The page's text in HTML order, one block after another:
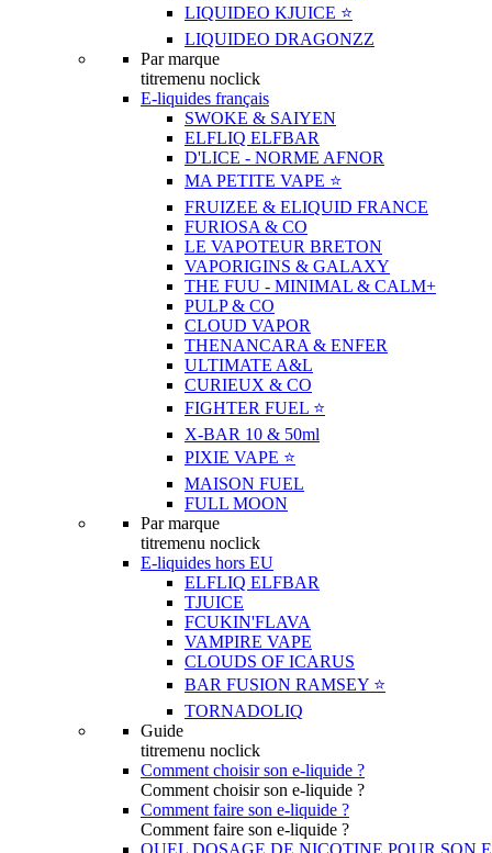
LIQUIDEO KJUICE ⭐️
LIQUIDEO DRAGONZZ
Par marque
titremenu noclick
E-liquides français
SWOKE & SAIYEN
ELFLIQ ELFBAR
D'LICE - NORME AFNOR
MA PETITE VAPE ⭐️
FRUIZEE & ELIQUID FRANCE
FURIOSA & CO
LE VAPOTEUR BRETON
VAPORIGINS & GALAXY
THE FUU - MINIMAL & CALM+
PULP & CO
CLOUD VAPOR
THENANCARA & ENFER
ULTIMATE A&L
CURIEUX & CO
FIGHTER FUEL ⭐️
X-BAR 10 & 50ml
PIXIE VAPE ⭐️
MAISON FUEL
FULL MOON
Par marque
titremenu noclick
E-liquides hors EU
ELFLIQ ELFBAR
TJUICE
FCUKIN'FLAVA
VAMPIRE VAPE
CLOUDS OF ICARUS
BAR FUSION RAMSEY ⭐️
TORNADOLIQ
Guide
titremenu noclick
Comment choisir son e-liquide ?
Comment choisir son e-liquide ?
Comment faire son e-liquide ?
Comment faire son e-liquide ?
QUEL DOSAGE DE NICOTINE POUR SON